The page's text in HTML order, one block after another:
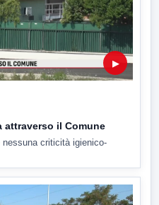
▶
attraverso il Comune
criticità igienico-